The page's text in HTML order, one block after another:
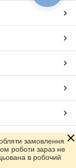
замовлення
роботи зараз не
в робочий